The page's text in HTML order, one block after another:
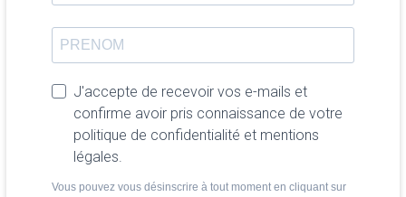
J'accepte de recevoir vos e-mails et
confirme avoir pris connaissance de votre
politique de confidentialité et mentions
légales.
Vous pouvez vous désinscrire à tout moment en cliquant sur